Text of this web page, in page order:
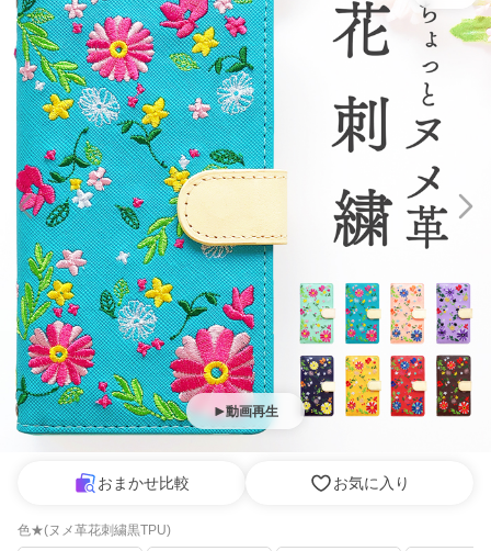
動画再生
おまかせ比較 お気に入り
色★(ヌメ革花刺繍黒TPU)